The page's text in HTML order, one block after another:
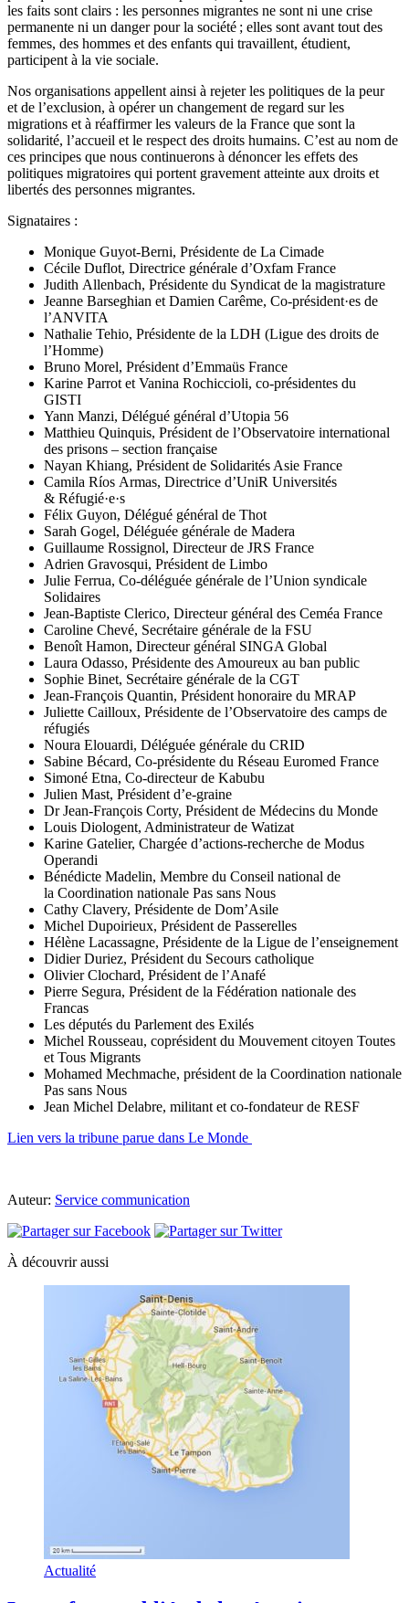
les faits sont clairs : les personnes migrantes ne sont ni une crise
permanente ni un danger pour la société ; elles sont avant tout des
femmes, des hommes et des enfants qui travaillent, étudient,
participent à la vie sociale.
Nos organisations appellent ainsi à rejeter les politiques de la peur
et de l’exclusion, à opérer un changement de regard sur les
migrations et à réaffirmer les valeurs de la France que sont la
solidarité, l’accueil et le respect des droits humains. C’est au nom de
ces principes que nous continuerons à dénoncer les effets des
politiques migratoires qui portent gravement atteinte aux droits et
libertés des personnes migrantes.
Signataires :
Monique Guyot-Berni, Présidente de La Cimade
Cécile Duflot, Directrice générale d’Oxfam France
Judith Allenbach, Présidente du Syndicat de la magistrature
Jeanne Barseghian et Damien Carême, Co-président·es de
l’ANVITA
Nathalie Tehio, Présidente de la LDH (Ligue des droits de
l’Homme)
Bruno Morel, Président d’Emmaüs France
Karine Parrot et Vanina Rochiccioli, co-présidentes du
GISTI
Yann Manzi, Délégué général d’Utopia 56
Matthieu Quinquis, Président de l’Observatoire international
des prisons – section française
Nayan Khiang, Président de Solidarités Asie France
Camila Ríos Armas, Directrice d’UniR Universités
& Réfugié·e·s
Félix Guyon, Délégué général de Thot
Sarah Gogel, Déléguée générale de Madera
Guillaume Rossignol, Directeur de JRS France
Adrien Gravosqui, Président de Limbo
Julie Ferrua, Co-déléguée générale de l’Union syndicale
Solidaires
Jean-Baptiste Clerico, Directeur général des Ceméa France
Caroline Chevé, Secrétaire générale de la FSU
Benoît Hamon, Directeur général SINGA Global
Laura Odasso, Présidente des Amoureux au ban public
Sophie Binet, Secrétaire générale de la CGT
Jean-François Quantin, Président honoraire du MRAP
Juliette Cailloux, Présidente de l’Observatoire des camps de
réfugiés
Noura Elouardi, Déléguée générale du CRID
Sabine Bécard, Co-présidente du Réseau Euromed France
Simoné Etna, Co-directeur de Kabubu
Julien Mast, Président d’e-graine
Dr Jean-François Corty, Président de Médecins du Monde
Louis Diologent, Administrateur de Watizat
Karine Gatelier, Chargée d’actions-recherche de Modus
Operandi
Bénédicte Madelin, Membre du Conseil national de
la Coordination nationale Pas sans Nous
Cathy Clavery, Présidente de Dom’Asile
Michel Dupoirieux, Président de Passerelles
Hélène Lacassagne, Présidente de la Ligue de l’enseignement
Didier Duriez, Président du Secours catholique
Olivier Clochard, Président de l’Anafé
Pierre Segura, Président de la Fédération nationale des
Francas
Les députés du Parlement des Exilés
Michel Rousseau, coprésident du Mouvement citoyen Toutes
et Tous Migrants
Mohamed Mechmache, président de la Coordination nationale
Pas sans Nous
Jean Michel Delabre, militant et co-fondateur de RESF
Lien vers la tribune parue dans Le Monde
Auteur: Service communication
À découvrir aussi
Actualité